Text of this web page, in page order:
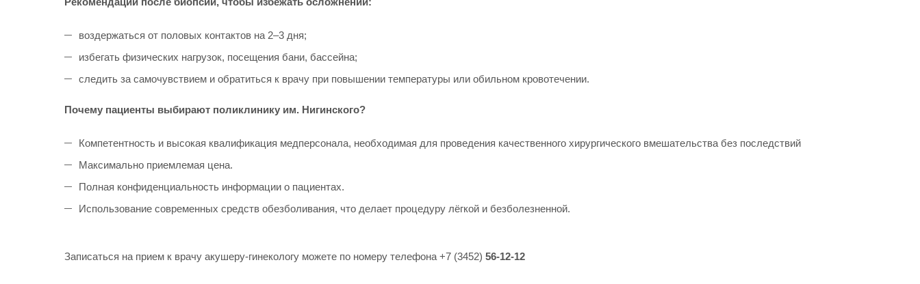
воздержаться от половых контактов на 2–3 дня;
избегать физических нагрузок, посещения бани, бассейна;
следить за самочувствием и обратиться к врачу при повышении температуры или обильном кровотечении.
Почему пациенты выбирают поликлинику им. Нигинского?
Компетентность и высокая квалификация медперсонала, необходимая для проведения качественного хирургического вмешательства без последствий
Максимально приемлемая цена.
Полная конфиденциальность информации о пациентах.
Использование современных средств обезболивания, что делает процедуру лёгкой и безболезненной.
Записаться на прием к врачу акушеру-гинекологу можете по номеру телефона +7 (3452) 56-12-12